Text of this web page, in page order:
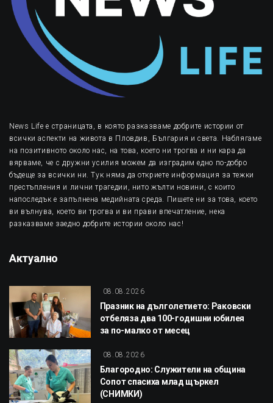
News Life е страницата, в която разказваме добрите истории от
всички аспекти на живота в Пловдив, България и света. Наблягаме
на позитивното около нас, на това, което ни трогва и ни кара да
вярваме, че с дружни усилия можем да изградим едно по-добро
бъдеще за всички ни. Тук няма да откриете информация за тежки
престъпления и лични трагедии, нито жълти новини, с които
напоследък е запълнена медийната среда. Пишете ни за това, което
ви вълнува, което ви трогва и ви прави впечатление, нека
разказваме заедно добрите истории около нас!
Актуално
08.08.2026
Празник на дълголетието: Раковски
отбеляза два 100-годишни юбилея
за по-малко от месец
08.08.2026
Благородно: Служители на община
Сопот спасиха млад щъркел
(СНИМКИ)